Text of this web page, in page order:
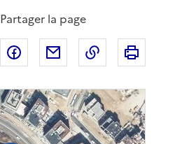
Partager la page
Partager sur Facebook
Partager par email
Copier dans le